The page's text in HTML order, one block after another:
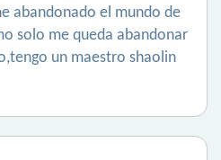
abandonado el mundo de
solo me queda abandonar
un maestro shaolin